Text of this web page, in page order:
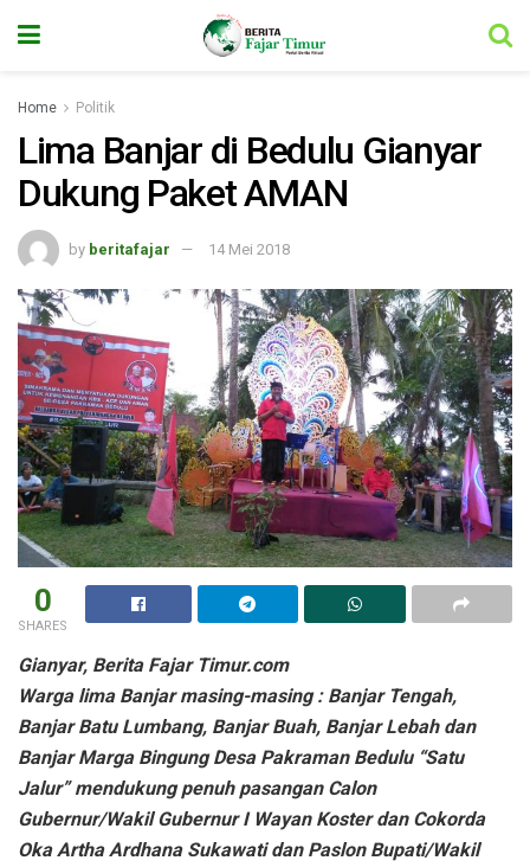
Home Politik
Lima Banjar di Bedulu Gianyar
Dukung Paket AMAN
by beritafajar 14 Mei 2018
0
SHARES
Gianyar, Berita Fajar Timur.com
Warga lima Banjar masing-masing : Banjar Tengah,
Banjar Batu Lumbang, Banjar Buah, Banjar Lebah dan
Banjar Marga Bingung Desa Pakraman Bedulu “Satu
Jalur” mendukung penuh pasangan Calon
Gubernur/Wakil Gubernur I Wayan Koster dan Cokorda
Oka Artha Ardhana Sukawati dan Paslon Bupati/Wakil